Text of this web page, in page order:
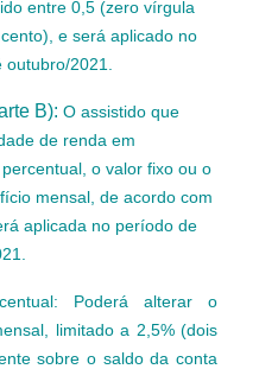
entre 0,5 (zero vírgula
e será aplicado no
2021.
B): O assistido que
de renda em
o valor fixo ou o
mensal, de acordo com
aplicada no período de
Poderá alterar o
limitado a 2,5% (dois
sobre o saldo da conta